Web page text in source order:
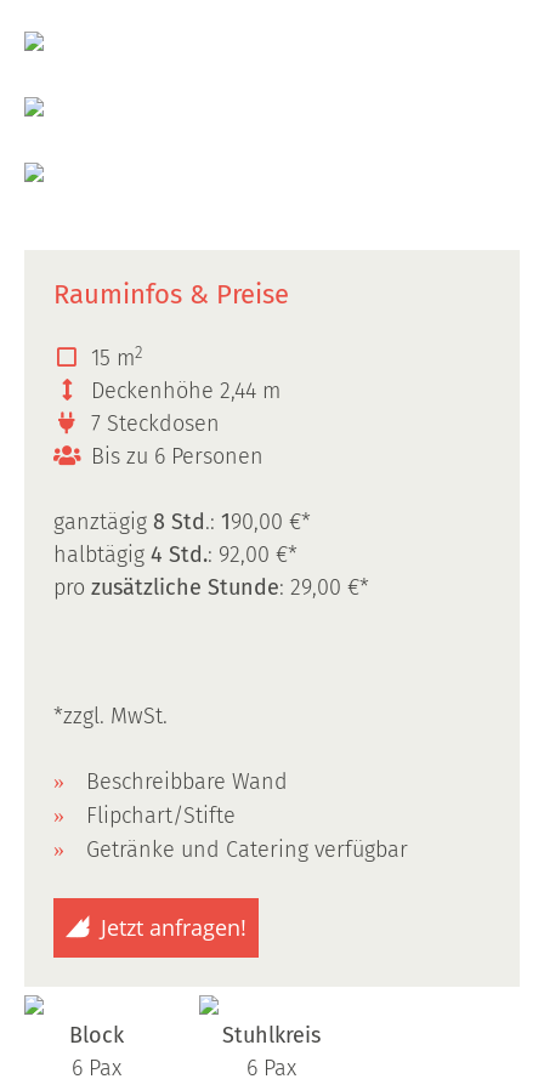
Rauminfos & Preise
15 m2
Deckenhöhe 2,44 m
7 Steckdosen
Bis zu 6 Personen
ganztägig 8 Std.: 190,00 €*
halbtägig 4 Std.: 92,00 €*
pro zusätzliche Stunde: 29,00 €*
*zzgl. MwSt.
Beschreibbare Wand
Flipchart/Stifte
Getränke und Catering verfügbar
Jetzt anfragen!
Block
6 Pax
Stuhlkreis
6 Pax